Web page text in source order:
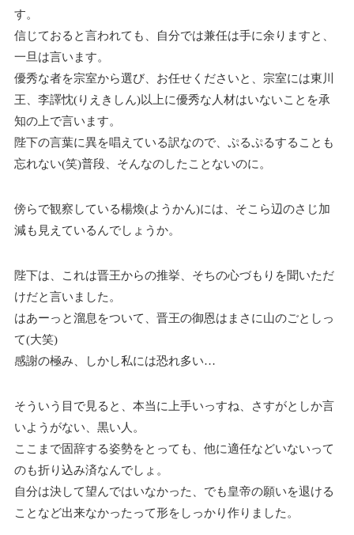
す。
信じておると言われても、自分では兼任は手に余りますと、
一旦は言います。
優秀な者を宗室から選び、お任せくださいと、宗室には東川
王、李譯忱(りえきしん)以上に優秀な人材はいないことを承
知の上で言います。
陛下の言葉に異を唱えている訳なので、ぷるぷるすることも
忘れない(笑)普段、そんなのしたことないのに。
傍らで観察している楊煥(ようかん)には、そこら辺のさじ加
減も見えているんでしょうか。
陛下は、これは晋王からの推挙、そちの心づもりを聞いただ
けだと言いました。
はあーっと溜息をついて、晋王の御恩はまさに山のごとしっ
て(大笑)
感謝の極み、しかし私には恐れ多い…
そういう目で見ると、本当に上手いっすね、さすがとしか言
いようがない、黒い人。
ここまで固辞する姿勢をとっても、他に適任などいないって
のも折り込み済なんでしょ。
自分は決して望んではいなかった、でも皇帝の願いを退ける
ことなど出来なかったって形をしっかり作りました。